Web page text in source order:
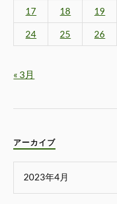
17 18 19
24 25 26
« 3月
アーカイブ